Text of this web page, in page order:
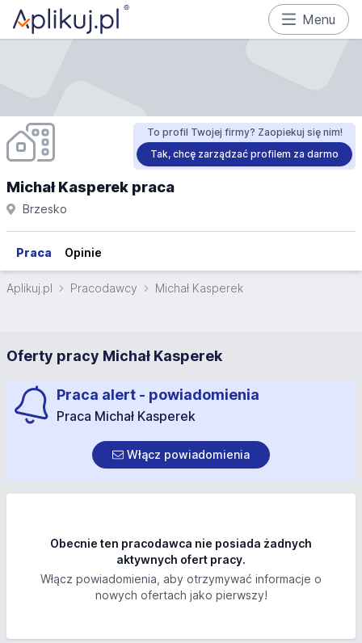
Menu
To profil Twojej firmy? Zaopiekuj się nim!
Tak, chcę zarządzać profilem za darmo
Michał Kasperek praca
Brzesko
Praca Opinie
Aplikuj.pl Pracodawcy Michał Kasperek
Oferty pracy Michał Kasperek
Praca alert - powiadomienia
Praca Michał Kasperek
Włącz powiadomienia
Obecnie ten pracodawca nie posiada żadnych
aktywnych ofert pracy.
Włącz powiadomienia, aby otrzymywać informacje o
nowych ofertach jako pierwszy!